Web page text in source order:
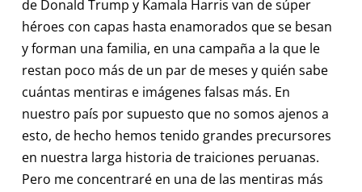
de Donald Trump y Kamala Harris van de súper
héroes con capas hasta enamorados que se besan
y forman una familia, en una campaña a la que le
restan poco más de un par de meses y quién sabe
cuántas mentiras e imágenes falsas más. En
nuestro país por supuesto que no somos ajenos a
esto, de hecho hemos tenido grandes precursores
en nuestra larga historia de traiciones peruanas.
Pero me concentraré en una de las mentiras más